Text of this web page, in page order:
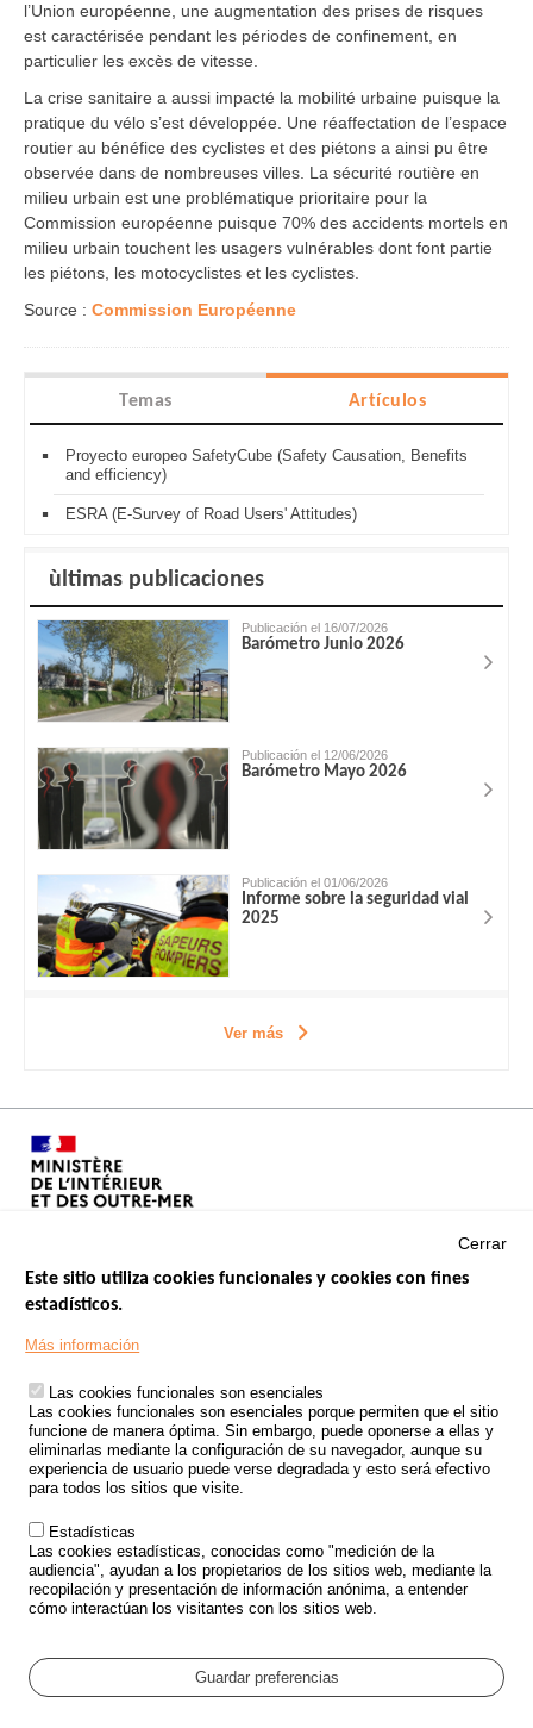
l’Union européenne, une augmentation des prises de risques
est caractérisée pendant les périodes de confinement, en
particulier les excès de vitesse.
La crise sanitaire a aussi impacté la mobilité urbaine puisque la
pratique du vélo s’est développée. Une réaffectation de l’espace
routier au bénéfice des cyclistes et des piétons a ainsi pu être
observée dans de nombreuses villes. La sécurité routière en
milieu urbain est une problématique prioritaire pour la
Commission européenne puisque 70% des accidents mortels en
milieu urbain touchent les usagers vulnérables dont font partie
les piétons, les motocyclistes et les cyclistes.
Source : Commission Européenne
Temas Artículos
Proyecto europeo SafetyCube (Safety Causation, Benefits
and efficiency)
ESRA (E-Survey of Road Users' Attitudes)
ùltimas publicaciones
Publicación el 16/07/2026
Barómetro Junio 2026
Publicación el 12/06/2026
Barómetro Mayo 2026
Publicación el 01/06/2026
Informe sobre la seguridad vial
2025
Ver más
Footer
TRATAMIENTO DE DATOS PERSONALES PROCEDENTES DE
ACCIDENTES DE TRÁFICO
ESTUDIOS
CONVOCATORIA DE PROYECTOS DE ESTUDIOS
POLÍTICA DE SEGURIDAD VIAL
Outils
EVENTOS
GLOSARIO
Cookie settings
Cerrar
Este sitio utiliza cookies funcionales y cookies con fines
estadísticos.
Más información
Las cookies funcionales son esenciales
Las cookies funcionales son esenciales porque permiten que el sitio
funcione de manera óptima. Sin embargo, puede oponerse a ellas y
eliminarlas mediante la configuración de su navegador, aunque su
experiencia de usuario puede verse degradada y esto será efectivo
para todos los sitios que visite.
Estadísticas
Las cookies estadísticas, conocidas como "medición de la
audiencia", ayudan a los propietarios de los sitios web, mediante la
recopilación y presentación de información anónima, a entender
cómo interactúan los visitantes con los sitios web.
Guardar preferencias